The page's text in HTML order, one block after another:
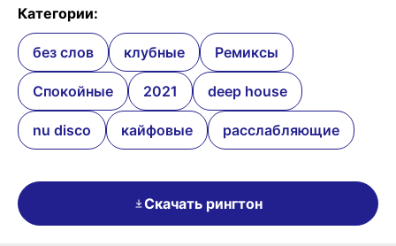
Категории:
без слов клубные Ремиксы
Спокойные 2021 deep house
nu disco кайфовые расслабляющие
Скачать рингтон